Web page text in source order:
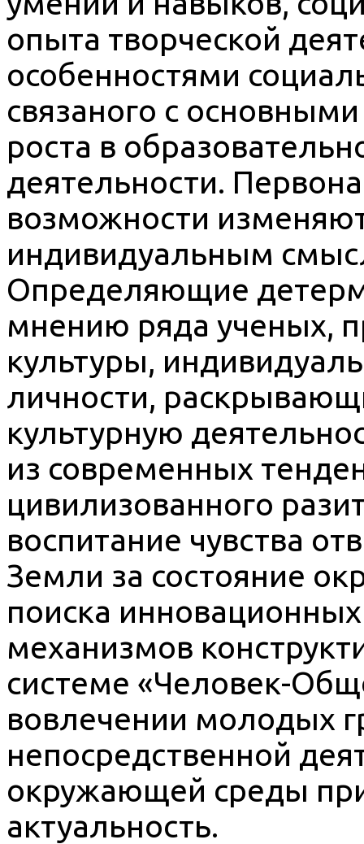
опыта творческой
особенностями
связаного с
роста в
деятельности.
возможности
индивидуальным
Определяющие
мнению ряда ученых,
культуры,
личности,
культурную
из современных
цивилизованного
воспитание чувства
Земли за состояние
поиска
механизмов
системе «Человек-
вовлечении молодых
непосредственной
окружающей среды
актуальность.